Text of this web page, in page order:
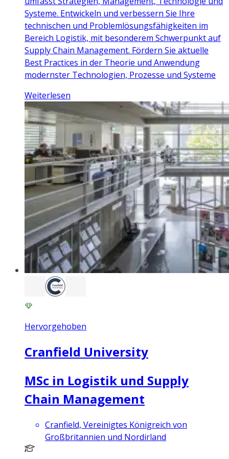
Systeme. Entwickeln und verbessern Sie Ihre
technischen und Problemlösungsfähigkeiten im
Bereich Logistik, mit besonderem Schwerpunkt auf
Supply Chain Management. Fördern Sie aktuelle
Best Practices in der Theorie und Anwendung
modernster Technologien, Prozesse und Systeme
Weiterlesen
Hervorgehoben
Cranfield University
MSc in Logistik und Supply
Chain Management
Cranfield, Vereinigtes Königreich von
Großbritannien und Nordirland